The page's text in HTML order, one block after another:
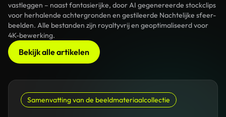
vastleggen – naast fantasierijke, door AI gegenereerde stockclips
voor herhalende achtergronden en gestileerde Nachtelijke sfeer-
beelden. Alle bestanden zijn royaltyvrij en geoptimaliseerd voor
4K-bewerking.
Bekijk alle artikelen
Samenvatting van de beeldmateriaalcollectie